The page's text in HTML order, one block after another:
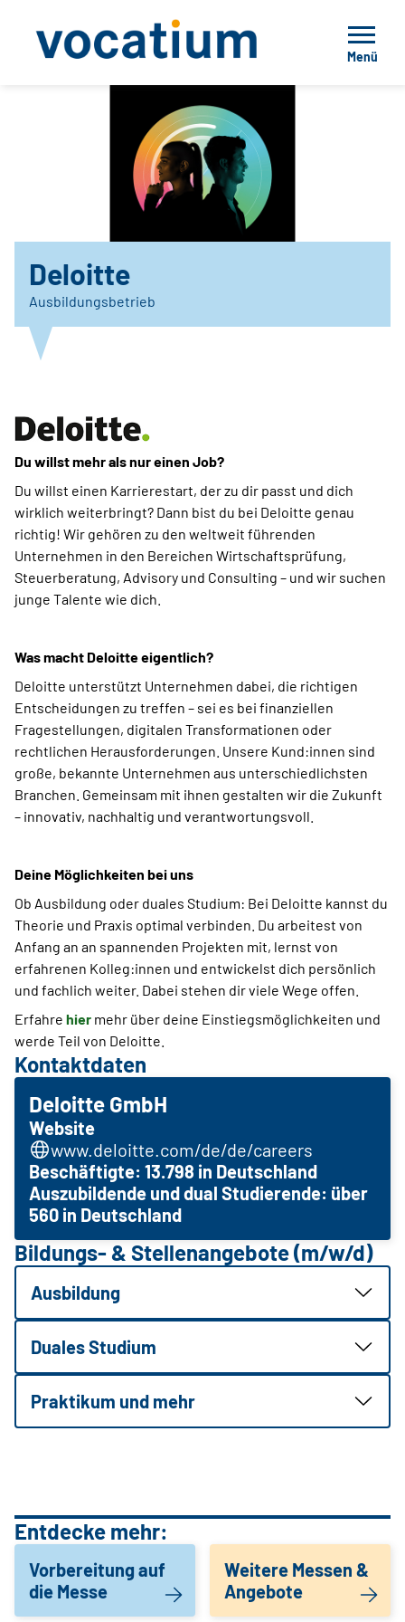
Menü
Deloitte
Ausbildungsbetrieb
Du willst mehr als nur einen Job?
Du willst einen Karrierestart, der zu dir passt und dich
wirklich weiterbringt? Dann bist du bei Deloitte genau
richtig! Wir gehören zu den weltweit führenden
Unternehmen in den Bereichen Wirtschaftsprüfung,
Steuerberatung, Advisory und Consulting – und wir suchen
junge Talente wie dich.
Was macht Deloitte eigentlich?
Deloitte unterstützt Unternehmen dabei, die richtigen
Entscheidungen zu treffen – sei es bei finanziellen
Fragestellungen, digitalen Transformationen oder
rechtlichen Herausforderungen. Unsere Kund:innen sind
große, bekannte Unternehmen aus unterschiedlichsten
Branchen. Gemeinsam mit ihnen gestalten wir die Zukunft
– innovativ, nachhaltig und verantwortungsvoll.
Deine Möglichkeiten bei uns
Ob Ausbildung oder duales Studium: Bei Deloitte kannst du
Theorie und Praxis optimal verbinden. Du arbeitest von
Anfang an an spannenden Projekten mit, lernst von
erfahrenen Kolleg:innen und entwickelst dich persönlich
und fachlich weiter. Dabei stehen dir viele Wege offen.
Erfahre hier mehr über deine Einstiegsmöglichkeiten und
werde Teil von Deloitte.
Kontaktdaten
Deloitte GmbH
Website
www.deloitte.com/de/de/careers
Beschäftigte: 13.798 in Deutschland
Auszubildende und dual Studierende: über
560 in Deutschland
Bildungs- & Stellenangebote (m/w/d)
Ausbildung
Duales Studium
Praktikum und mehr
Entdecke mehr:
Vorbereitung auf
die Messe
Weitere Messen &
Angebote